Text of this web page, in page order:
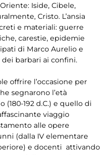
Iside, Cibele,
Cristo. L’ansia
e materiali: guerre
carestie, epidemie
di Marco Aurelio e
barbari ai confini.
offrire l’occasione per
segnarono l’età
192 d.C.) e quello di
viaggio
alle opere
(dalla IV elementare
e docenti attivando